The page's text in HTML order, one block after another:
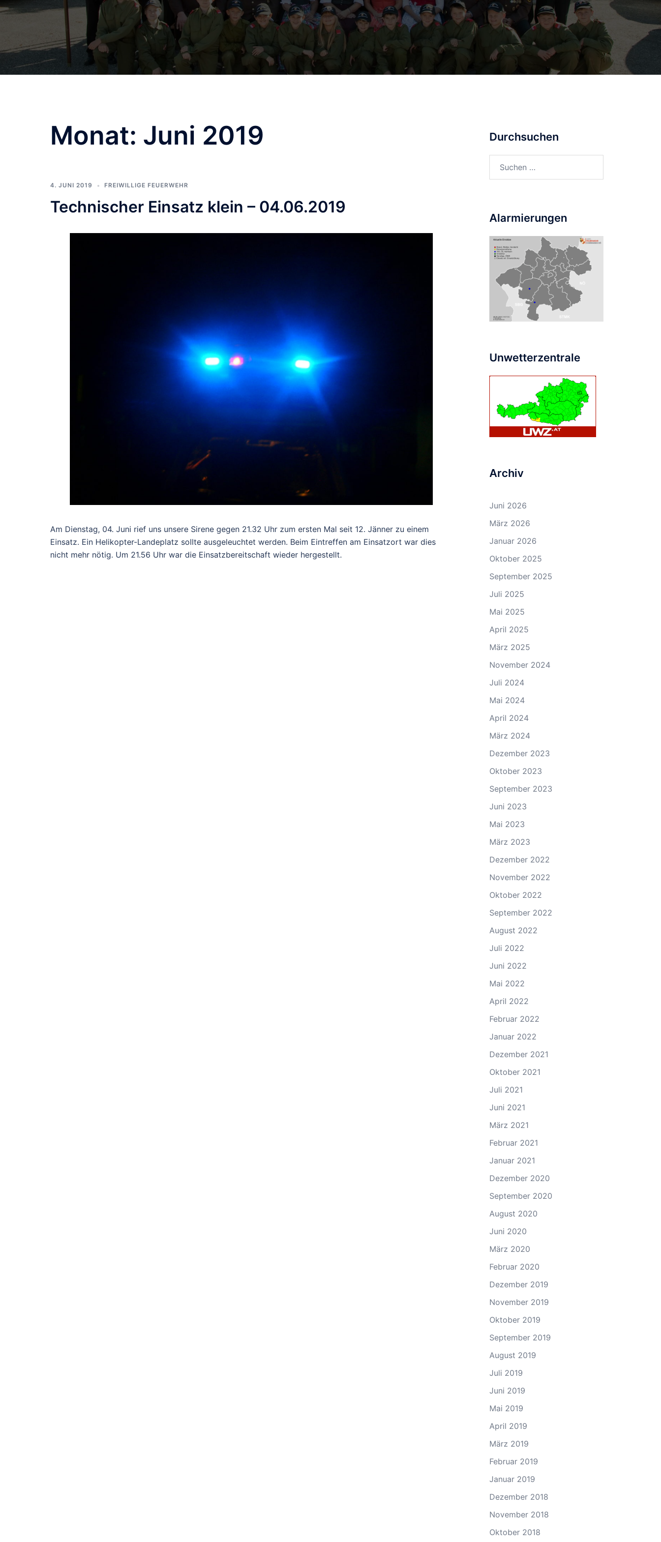
Monat: Juni 2019
4. JUNI 2019 FREIWILLIGE FEUERWEHR
Technischer Einsatz klein – 04.06.2019
Am Dienstag, 04. Juni rief uns unsere Sirene gegen 21.32 Uhr zum ersten Mal seit 12. Jänner zu einem
Einsatz. Ein Helikopter-Landeplatz sollte ausgeleuchtet werden. Beim Eintreffen am Einsatzort war dies
nicht mehr nötig. Um 21.56 Uhr war die Einsatzbereitschaft wieder hergestellt.
Durchsuchen
Alarmierungen
Unwetterzentrale
Archiv
Juni 2026
März 2026
Januar 2026
Oktober 2025
September 2025
Juli 2025
Mai 2025
April 2025
März 2025
November 2024
Juli 2024
Mai 2024
April 2024
März 2024
Dezember 2023
Oktober 2023
September 2023
Juni 2023
Mai 2023
März 2023
Dezember 2022
November 2022
Oktober 2022
September 2022
August 2022
Juli 2022
Juni 2022
Mai 2022
April 2022
Februar 2022
Januar 2022
Dezember 2021
Oktober 2021
Juli 2021
Juni 2021
März 2021
Februar 2021
Januar 2021
Dezember 2020
September 2020
August 2020
Juni 2020
März 2020
Februar 2020
Dezember 2019
November 2019
Oktober 2019
September 2019
August 2019
Juli 2019
Juni 2019
Mai 2019
April 2019
März 2019
Februar 2019
Januar 2019
Dezember 2018
November 2018
Oktober 2018